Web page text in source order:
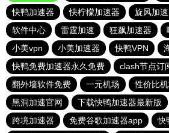
快鸭加速器
快柠檬加速器 旋风加
软件中心
雷霆加速 狂飙加速器
小美vpn
小美加速器 快鸭VPN
快鸭免费加速器永久免费
clash节点订
翻外墙软件免费
一元机场
性价比
黑洞加速官网
下载快鸭加速器最新版
跨境加速器
免费谷歌加速器app
快